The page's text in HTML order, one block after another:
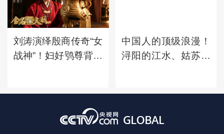
刘涛演绎殷商传奇“女
战神”！妇好鸮尊背后
中国人的顶级浪漫！
浔阳的江水、姑苏的